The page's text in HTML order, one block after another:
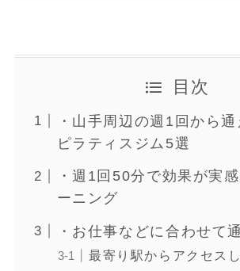
目次
・山手周辺の週1回から
ピラティスジム5選
・週1回50分で効果が実
ーニング
・お仕事などに合わせて
最寄り駅からアクセス